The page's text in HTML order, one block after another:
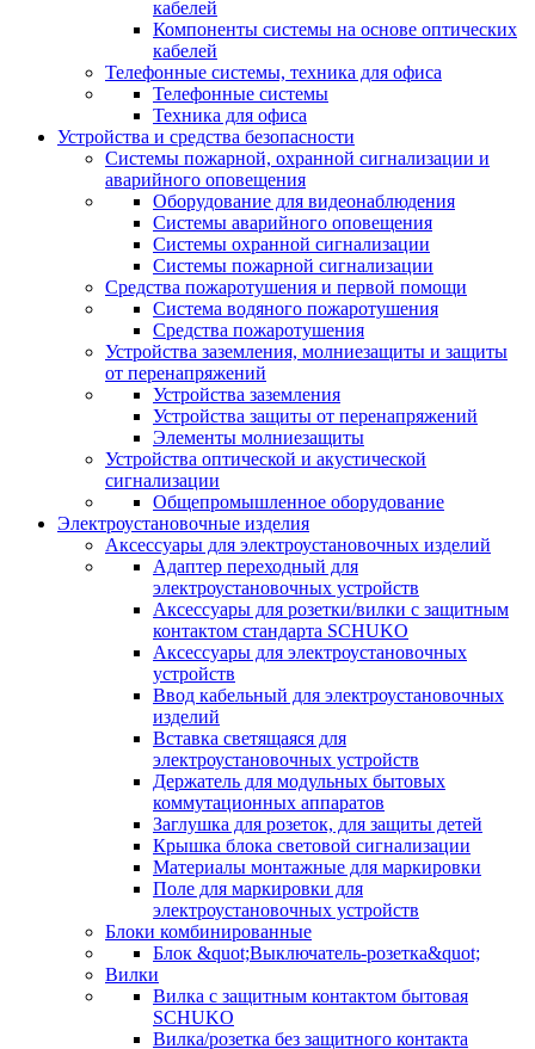
кабелей
Компоненты системы на основе оптических
кабелей
Телефонные системы, техника для офиса
Телефонные системы
Техника для офиса
Устройства и средства безопасности
Системы пожарной, охранной сигнализации и
аварийного оповещения
Оборудование для видеонаблюдения
Системы аварийного оповещения
Системы охранной сигнализации
Системы пожарной сигнализации
Средства пожаротушения и первой помощи
Система водяного пожаротушения
Средства пожаротушения
Устройства заземления, молниезащиты и защиты
от перенапряжений
Устройства заземления
Устройства защиты от перенапряжений
Элементы молниезащиты
Устройства оптической и акустической
сигнализации
Общепромышленное оборудование
Электроустановочные изделия
Аксессуары для электроустановочных изделий
Адаптер переходный для
электроустановочных устройств
Аксессуары для розетки/вилки с защитным
контактом стандарта SCHUKO
Аксессуары для электроустановочных
устройств
Ввод кабельный для электроустановочных
изделий
Вставка светящаяся для
электроустановочных устройств
Держатель для модульных бытовых
коммутационных аппаратов
Заглушка для розеток, для защиты детей
Крышка блока световой сигнализации
Материалы монтажные для маркировки
Поле для маркировки для
электроустановочных устройств
Блоки комбинированные
Блок &quot;Выключатель-розетка&quot;
Вилки
Вилка с защитным контактом бытовая
SCHUKO
Вилка/розетка без защитного контакта